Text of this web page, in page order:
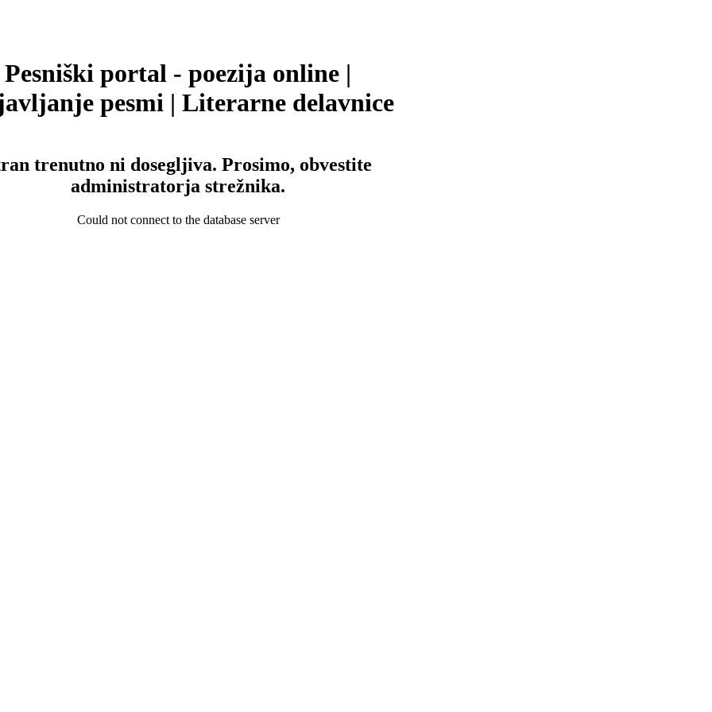
Pesniški portal - poezija online |
pesmi | Literarne delavnice
trenutno ni dosegljiva. Prosimo, obvestite
administratorja strežnika.
Could not connect to the database server